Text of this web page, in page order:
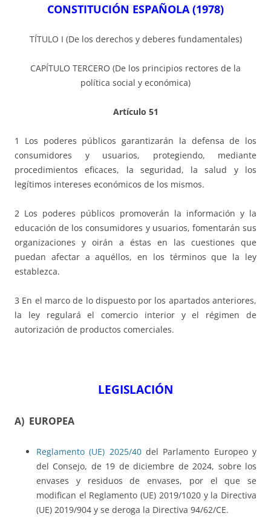
CONSTITUCIÓN ESPAÑOLA (1978)
TÍTULO I (De los derechos y deberes fundamentales)
CAPÍTULO TERCERO (De los principios rectores de la
política social y económica)
Artículo 51
1 Los poderes públicos garantizarán la defensa de los
consumidores y usuarios, protegiendo, mediante
procedimientos eficaces, la seguridad, la salud y los
legítimos intereses económicos de los mismos.
2 Los poderes públicos promoverán la información y la
educación de los consumidores y usuarios, fomentarán sus
organizaciones y oirán a éstas en las cuestiones que
puedan afectar a aquéllos, en los términos que la ley
establezca.
3 En el marco de lo dispuesto por los apartados anteriores,
la ley regulará el comercio interior y el régimen de
autorización de productos comerciales.
LEGISLACIÓN
A) EUROPEA
Reglamento (UE) 2025/40del Parlamento Europeo y
del Consejo, de 19 de diciembre de 2024, sobre los
envases y residuos de envases, por el que se
modifican el Reglamento (UE) 2019/1020 y la Directiva
(UE) 2019/904 y se deroga la Directiva 94/62/CE.